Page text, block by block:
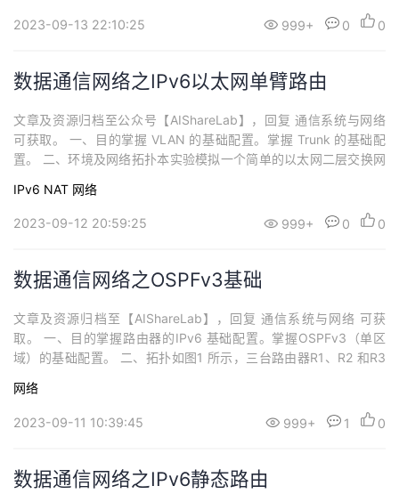
0 及 VLAN20 的终端连接在接入交换机 AS1 上，VL...
2023-09-13 22:10:25 999+ 0 0
数据通信网络之IPv6以太网单臂路由
文章及资源归档至公众号【AIShareLab】，回复 通信系统与网络
可获取。 一、目的掌握 VLAN 的基础配置。掌握 Trunk 的基础配
置。 二、环境及网络拓扑本实验模拟一个简单的以太网二层交换网
LAN20 的终端，并且这两台交换机之间也存在互联链路。简单起
见， 此处 VLAN10 仅含两台计算机 PC...
IPv6 NAT 网络
2023-09-12 20:59:25 999+ 0 0
数据通信网络之OSPFv3基础
文章及资源归档至【AIShareLab】，回复 通信系统与网络 可获
取。 一、目的掌握路由器的IPv6 基础配置。掌握OSPFv3（单区
域）的基础配置。 二、拓扑如图1 所示，三台路由器R1、R2 和R3
段，简单起见，此处只体现了这些网段中的两台计算机PC1 和PC
2，PC1与PC2 分别使用R1 及R3 作为自己的默认网关。...
网络
2023-09-11 10:39:45 999+ 1 0
数据通信网络之IPv6静态路由